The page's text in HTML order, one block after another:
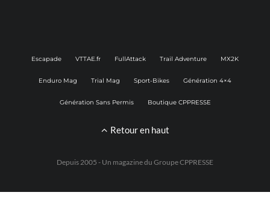
Escapade VTTAE.fr FullAttack Trail Adventure MX2K
Enduro Mag Trial Mag Sport-Bikes Génération 4×4
Génération Sans Permis Boutique CPPRESSE
Retour en haut
Depuis 2005 - Un magazine du Groupe CPPRESSE